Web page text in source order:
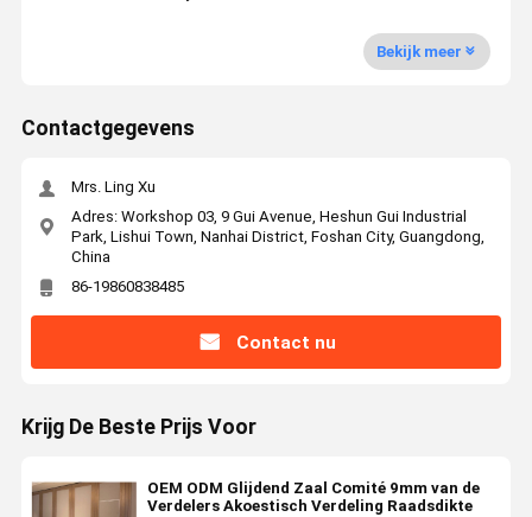
Bekijk meer
Contactgegevens
Mrs. Ling Xu
Adres: Workshop 03, 9 Gui Avenue, Heshun Gui Industrial
Park, Lishui Town, Nanhai District, Foshan City, Guangdong,
China
86-19860838485
Contact nu
Krijg De Beste Prijs Voor
OEM ODM Glijdend Zaal Comité 9mm van de
Verdelers Akoestisch Verdeling Raadsdikte